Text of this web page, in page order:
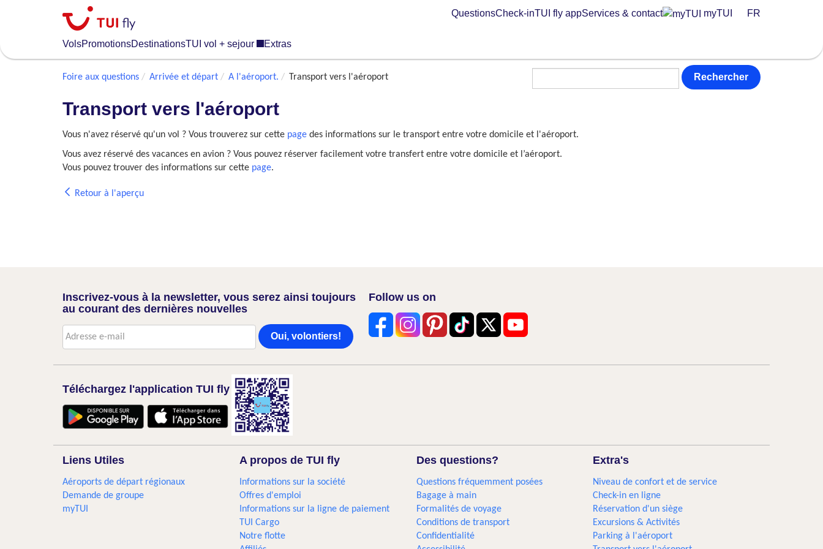
content
VolsPromotionsDestinationsTUI vol + sejour Extras
QuestionsCheck-inTUI fly appServices & contact myTUI FR
Foire aux questions Arrivée et départ A l'aéroport. Transport vers l'aéroport Rechercher
Transport vers l'aéroport
Vous n'avez réservé qu'un vol ? Vous trouverez sur cette page des informations sur le transport entre votre domicile et l'aéroport.
Vous avez réservé des vacances en avion ? Vous pouvez réserver facilement votre transfert entre votre domicile et l’aéroport.
Vous pouvez trouver des informations sur cette page.
Retour à l'aperçu
Inscrivez-vous à la newsletter, vous serez ainsi toujours
au courant des dernières nouvelles
Oui, volontiers!
Follow us on
Téléchargez l'application TUI fly
Liens Utiles
Aéroports de départ régionaux
Demande de groupe
myTUI
A propos de TUI fly
Informations sur la société
Offres d'emploi
Informations sur la ligne de paiement
TUI Cargo
Notre flotte
Des questions?
Questions fréquemment posées
Bagage à main
Formalités de voyage
Conditions de transport
Confidentialité
Extra's
Niveau de confort et de service
Check-in en ligne
Réservation d'un siège
Excursions & Activités​
Parking à l'aéroport